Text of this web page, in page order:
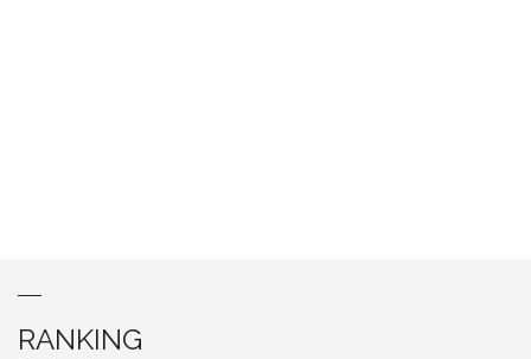
RANKING